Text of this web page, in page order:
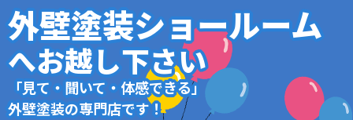
外壁塗装ショールーム
へお越し下さい
「見て・聞いて・体感できる」
外壁塗装の専門店です！